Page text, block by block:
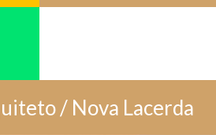
/ Nova Lacerda